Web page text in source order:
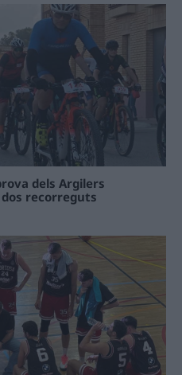
dels Argilers
recorreguts